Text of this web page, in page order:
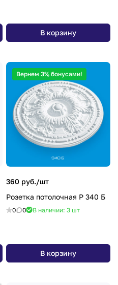
В корзину
Вернем 3% бонусами!
360 руб./шт
Розетка потолочная P 340 Б
0 0 В наличии: 3 шт
В корзину